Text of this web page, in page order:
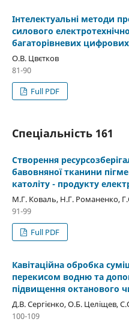
Інтелектуальні методи
силового
багаторівневих
О.В. Цвєтков
81-90
Full PDF
Спеціальність 161
Створення
бавовняної тканини
католіту - продукту
М.Г. Коваль, Н.Г. Романенко,
91-99
Full PDF
Кавітаційна обробка
перекисом водню та
підвищення октанового
Д.В. Сергієнко, О.Б. Целіщев,
100-109